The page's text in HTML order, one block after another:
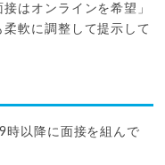
はオンラインを希望」
軟に調整して提示して
時以降に面接を組んで